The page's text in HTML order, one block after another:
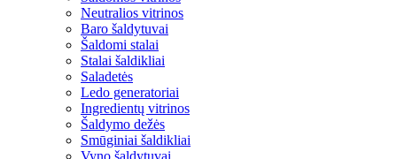
Neutralios vitrinos
Baro šaldytuvai
Šaldomi stalai
Stalai šaldikliai
Saladetės
Ledo generatoriai
Ingredientų vitrinos
Šaldymo dežės
Smūginiai šaldikliai
Vyno šaldytuvai